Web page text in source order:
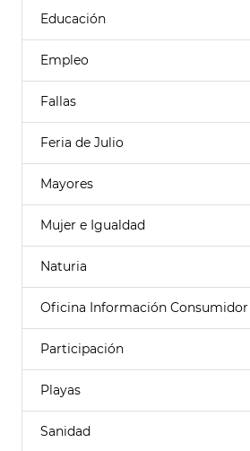
Educación
Empleo
Fallas
Feria de Julio
Mayores
Mujer e Igualdad
Naturia
Oficina Información Consumidor
Participación
Playas
Sanidad